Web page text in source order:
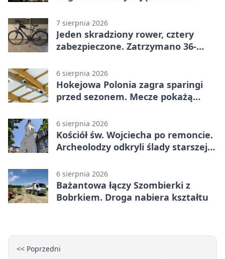
7 sierpnia 2026
Jeden skradziony rower, cztery
zabezpieczone. Zatrzymano 36-
6 sierpnia 2026
Hokejowa Polonia zagra sparingi
przed sezonem. Mecze pokażą
6 sierpnia 2026
Kościół św. Wojciecha po remoncie.
Archeolodzy odkryli ślady starszej
6 sierpnia 2026
Bażantowa łączy Szombierki z
Bobrkiem. Droga nabiera kształtu
<< Poprzedni